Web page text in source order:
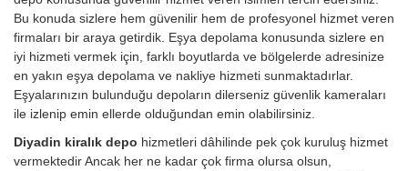
Bu konuda sizlere hem güvenilir hem de profesyonel hizmet veren
firmaları bir araya getirdik. Eşya depolama konusunda sizlere en
iyi hizmeti vermek için, farklı boyutlarda ve bölgelerde adresinize
en yakın eşya depolama ve nakliye hizmeti sunmaktadırlar.
Eşyalarınızın bulunduğu depoların dilerseniz güvenlik kameraları
ile izlenip emin ellerde olduğundan emin olabilirsiniz.
Diyadin kiralık depo hizmetleri dâhilinde pek çok kuruluş hizmet
vermektedir Ancak her ne kadar çok firma olursa olsun,